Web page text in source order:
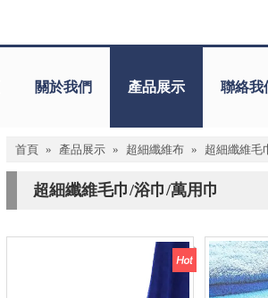
關於我們 產品展示 聯絡我
首頁 » 產品展示 » 超細纖維布 » 超細纖維毛
超細纖維毛巾/浴巾/萬用巾